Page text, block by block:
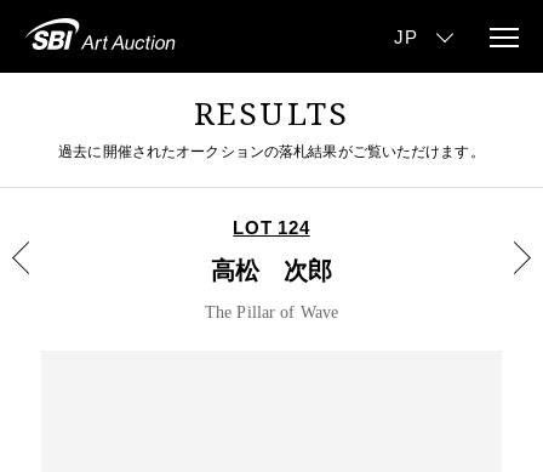
RESULTS
過去に開催されたオークションの落札結果がご覧いただけます。
LOT 124
高松 次郎
The Pillar of Wave